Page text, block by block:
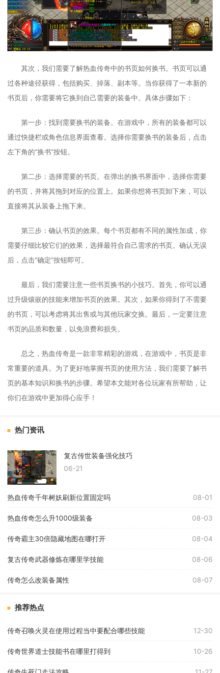
其次，我们需要了解热血传奇中的书页如何换书。书页可以通
过各种途径获得，包括购买、掉落、副本等。当你获得了一本新的
书页后，你需要将它换到自己需要的装备中。具体步骤如下：
第一步：找到需要换书的装备。在游戏中，所有的装备都可以
通过快捷栏或角色信息界面查看。选择你需要换书的装备后，点击
左下角的“换书”按钮。
第二步：选择需要的书页。在弹出的换书界面中，选择你需要
的书页，并将其拖到对应的位置上。如果你想将书页卸下来，可以
直接将其从装备上拖下来。
第三步：确认书页的效果。每个书页都有不同的属性加成，你
需要仔细比较它们的效果，选择最符合自己需求的书页。确认无误
后，点击“确定”按钮即可。
最后，我们需要注意一些书页换书的小技巧。首先，你可以通
过升级镶嵌的技能来增加书页的效果。其次，如果你得到了不需要
的书页，可以考虑将其出售或与其他玩家交换。最后，一定要注意
书页的品质和数量，以免浪费和损失。
总之，热血传奇是一款非常精彩的游戏，在游戏中，书页是非
常重要的道具。为了更好地掌握书页的使用方法，我们需要了解书
页的基本知识和换书的步骤。希望本文能对各位玩家有所帮助，让
你们在游戏中更加得心应手！
热门资讯
复古传世装备强化技巧
06-21
热血传奇千年树妖刷新位置固定吗 08-01
热血传奇怎么升1000级装备 08-03
传奇霸主30倍隐藏地图在哪打开 08-04
复古传奇武器修炼在哪里学技能 08-06
传奇怎么改装备属性 08-07
推荐热点
传奇召唤火灵在使用过程当中要配合哪些技能 12-30
传奇世界道士技能书在哪里打得到 10-26